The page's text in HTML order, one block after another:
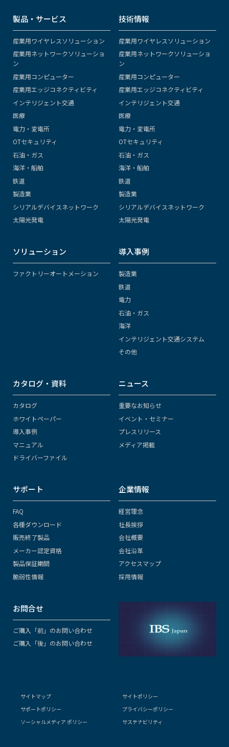
製品・サービス
産業用ワイヤレスソリューション
産業用ネットワークソリューショ
ン
産業用コンピューター
産業用エッジコネクティビティ
インテリジェント交通
医療
電力・変電所
OTセキュリティ
石油・ガス
海洋・船舶
鉄道
製造業
シリアルデバイスネットワーク
太陽光発電
技術情報
産業用ワイヤレスソリューション
産業用ネットワークソリューショ
ン
産業用コンピューター
産業用エッジコネクティビティ
インテリジェント交通
医療
電力・変電所
OTセキュリティ
石油・ガス
海洋・船舶
鉄道
製造業
シリアルデバイスネットワーク
太陽光発電
ソリューション
ファクトリーオートメーション
導入事例
製造業
鉄道
電力
石油・ガス
海洋
インテリジェント交通システム
その他
カタログ・資料
カタログ
ホワイトペーパー
導入事例
マニュアル
ドライバーファイル
ニュース
重要なお知らせ
イベント・セミナー
プレスリリース
メディア掲載
サポート
FAQ
各種ダウンロード
販売終了製品
メーカー認定資格
製品保証期間
脆弱性情報
企業情報
経営理念
社長挨拶
会社概要
会社沿革
アクセスマップ
採用情報
お問合せ
ご購入「前」のお問い合わせ
ご購入「後」のお問い合わせ
サイトマップ
サイトポリシー
サポートポリシー
プライバシーポリシー
ソーシャルメディア ポリシー
サステナビリティ